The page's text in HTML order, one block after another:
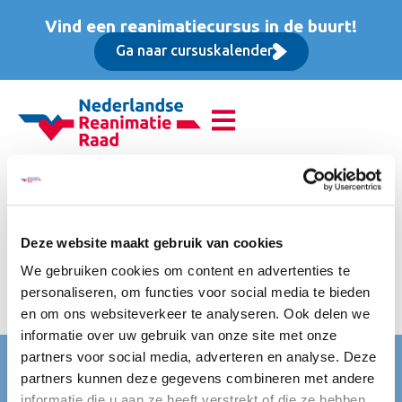
Deze website maakt gebruik van cookies
We gebruiken cookies om content en advertenties te
personaliseren, om functies voor social media te bieden
en om ons websiteverkeer te analyseren. Ook delen we
informatie over uw gebruik van onze site met onze
partners voor social media, adverteren en analyse. Deze
partners kunnen deze gegevens combineren met andere
Vind een reanimatiecursus in de buurt!
Ga naar cursuskalender
Reanimatie van
volwassenen (BLS),
Opfriscursus
meestel € 50,- via zorgverzekering. Inclusief Koffie en thee.
Nederlandse Reanimatie Raad (NRR)
Mercatorlaan 1200